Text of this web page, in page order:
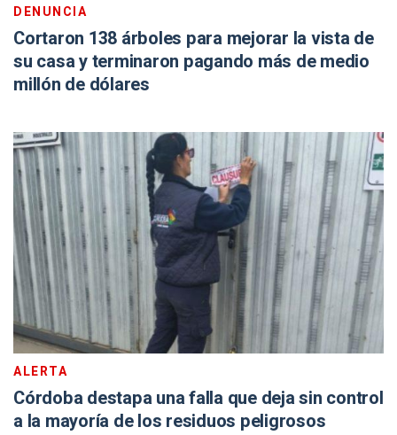
DENUNCIA
Cortaron 138 árboles para mejorar la vista de
su casa y terminaron pagando más de medio
millón de dólares
ALERTA
Córdoba destapa una falla que deja sin control
a la mayoría de los residuos peligrosos